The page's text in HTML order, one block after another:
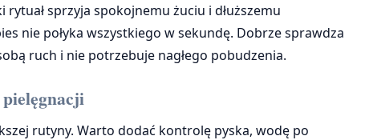
rytuał sprzyja spokojnemu żuciu i dłuższemu
nie połyka wszystkiego w sekundę. Dobrze sprawdza
ruch i nie potrzebuje nagłego pobudzenia.
rutyny. Warto dodać kontrolę pyska, wodę po